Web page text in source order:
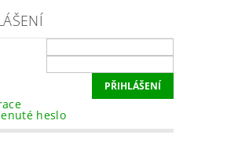
heslo